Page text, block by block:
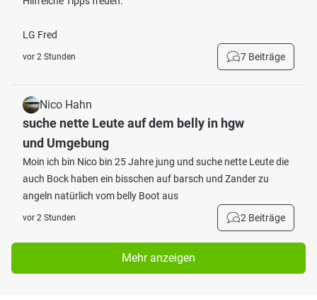
LG Fred
vor 2 Stunden 7 Beiträge
Nico Hahn
suche nette Leute auf dem belly in hgw
und Umgebung
Moin ich bin Nico bin 25 Jahre jung und suche nette Leute die
auch Bock haben ein bisschen auf barsch und Zander zu
angeln natürlich vom belly Boot aus
vor 2 Stunden 2 Beiträge
Mehr anzeigen